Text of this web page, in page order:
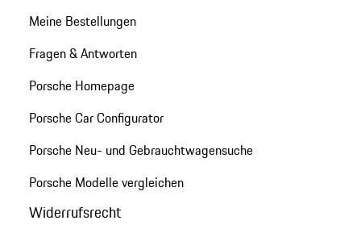
Meine Bestellungen
Fragen & Antworten
Porsche Homepage
Porsche Car Configurator
Porsche Neu- und Gebrauchtwagensuche
Porsche Modelle vergleichen
Widerrufsrecht